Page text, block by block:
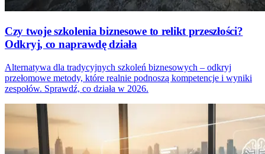
Czy twoje szkolenia biznesowe to relikt przeszłości?
Odkryj, co naprawdę działa
Alternatywa dla tradycyjnych szkoleń biznesowych – odkryj
przełomowe metody, które realnie podnoszą kompetencje i wyniki
zespołów. Sprawdź, co działa w 2026.